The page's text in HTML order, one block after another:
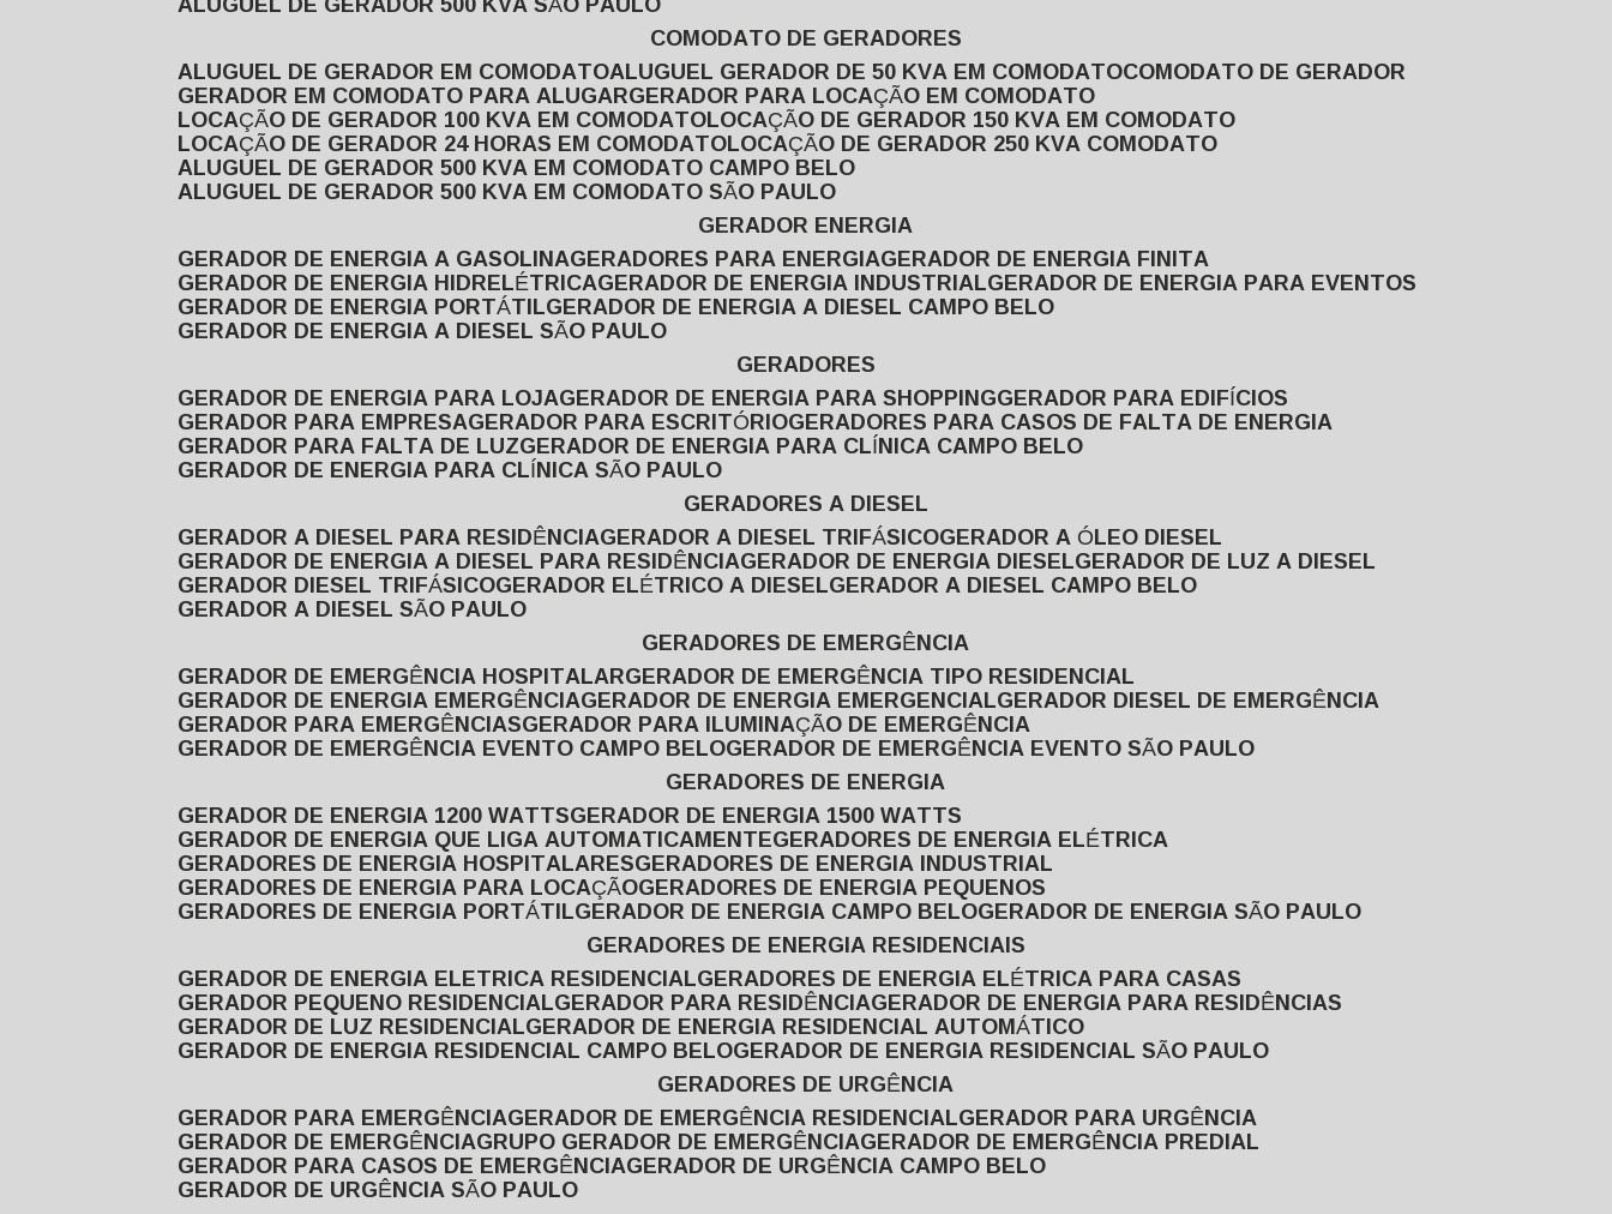
COMODATO DE GERADORES
ALUGUEL DE GERADOR EM COMODATO ALUGUEL GERADOR DE 50 KVA EM COMODATO COMODATO DE GERADOR
GERADOR EM COMODATO PARA ALUGAR GERADOR PARA LOCAÇÃO EM COMODATO
LOCAÇÃO DE GERADOR 100 KVA EM COMODATO LOCAÇÃO DE GERADOR 150 KVA EM COMODATO
LOCAÇÃO DE GERADOR 24 HORAS EM COMODATO LOCAÇÃO DE GERADOR 250 KVA COMODATO
ALUGUEL DE GERADOR 500 KVA EM COMODATO CAMPO BELO
ALUGUEL DE GERADOR 500 KVA EM COMODATO SÃO PAULO
GERADOR ENERGIA
GERADOR DE ENERGIA A GASOLINA GERADORES PARA ENERGIA GERADOR DE ENERGIA FINITA
GERADOR DE ENERGIA HIDRELÉTRICA GERADOR DE ENERGIA INDUSTRIAL GERADOR DE ENERGIA PARA EVENTOS
GERADOR DE ENERGIA PORTÁTIL GERADOR DE ENERGIA A DIESEL CAMPO BELO
GERADOR DE ENERGIA A DIESEL SÃO PAULO
GERADORES
GERADOR DE ENERGIA PARA LOJA GERADOR DE ENERGIA PARA SHOPPING GERADOR PARA EDIFÍCIOS
GERADOR PARA EMPRESA GERADOR PARA ESCRITÓRIO GERADORES PARA CASOS DE FALTA DE ENERGIA
GERADOR PARA FALTA DE LUZ GERADOR DE ENERGIA PARA CLÍNICA CAMPO BELO
GERADOR DE ENERGIA PARA CLÍNICA SÃO PAULO
GERADORES A DIESEL
GERADOR A DIESEL PARA RESIDÊNCIA GERADOR A DIESEL TRIFÁSICO GERADOR A ÓLEO DIESEL
GERADOR DE ENERGIA A DIESEL PARA RESIDÊNCIA GERADOR DE ENERGIA DIESEL GERADOR DE LUZ A DIESEL
GERADOR DIESEL TRIFÁSICO GERADOR ELÉTRICO A DIESEL GERADOR A DIESEL CAMPO BELO
GERADOR A DIESEL SÃO PAULO
GERADORES DE EMERGÊNCIA
GERADOR DE EMERGÊNCIA HOSPITALAR GERADOR DE EMERGÊNCIA TIPO RESIDENCIAL
GERADOR DE ENERGIA EMERGÊNCIA GERADOR DE ENERGIA EMERGENCIAL GERADOR DIESEL DE EMERGÊNCIA
GERADOR PARA EMERGÊNCIAS GERADOR PARA ILUMINAÇÃO DE EMERGÊNCIA
GERADOR DE EMERGÊNCIA EVENTO CAMPO BELO GERADOR DE EMERGÊNCIA EVENTO SÃO PAULO
GERADORES DE ENERGIA
GERADOR DE ENERGIA 1200 WATTS GERADOR DE ENERGIA 1500 WATTS
GERADOR DE ENERGIA QUE LIGA AUTOMATICAMENTE GERADORES DE ENERGIA ELÉTRICA
GERADORES DE ENERGIA HOSPITALARES GERADORES DE ENERGIA INDUSTRIAL
GERADORES DE ENERGIA PARA LOCAÇÃO GERADORES DE ENERGIA PEQUENOS
GERADORES DE ENERGIA PORTÁTIL GERADOR DE ENERGIA CAMPO BELO GERADOR DE ENERGIA SÃO PAULO
GERADORES DE ENERGIA RESIDENCIAIS
GERADOR DE ENERGIA ELETRICA RESIDENCIAL GERADORES DE ENERGIA ELÉTRICA PARA CASAS
GERADOR PEQUENO RESIDENCIAL GERADOR PARA RESIDÊNCIA GERADOR DE ENERGIA PARA RESIDÊNCIAS
GERADOR DE LUZ RESIDENCIAL GERADOR DE ENERGIA RESIDENCIAL AUTOMÁTICO
GERADOR DE ENERGIA RESIDENCIAL CAMPO BELO GERADOR DE ENERGIA RESIDENCIAL SÃO PAULO
GERADORES DE URGÊNCIA
GERADOR PARA EMERGÊNCIA GERADOR DE EMERGÊNCIA RESIDENCIAL GERADOR PARA URGÊNCIA
GERADOR DE EMERGÊNCIA GRUPO GERADOR DE EMERGÊNCIA GERADOR DE EMERGÊNCIA PREDIAL
GERADOR PARA CASOS DE EMERGÊNCIA GERADOR DE URGÊNCIA CAMPO BELO
GERADOR DE URGÊNCIA SÃO PAULO